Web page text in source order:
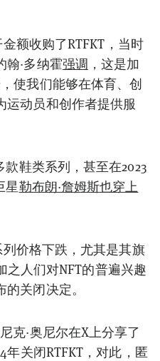
额收购了RTFKT，当时
翰·多纳霍强调 ，这是加
使我们能够在体育、创
运动员和创作者提供服
款鞋类系列，甚至在2023
星勒布朗·詹姆斯也穿上
列价格下跌，尤其是其旗
之人们对NFT的普遍兴趣
关闭决定。
克·奥尼尔在X上分享了
年关闭RTFKT，对此，匿